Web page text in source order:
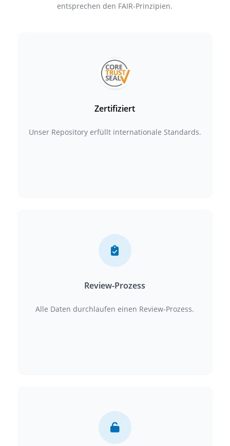
entsprechen den FAIR-Prinzipien.
Zertifiziert
Unser Repository erfüllt internationale Standards.
Review-Prozess
Alle Daten durchlaufen einen Review-Prozess.